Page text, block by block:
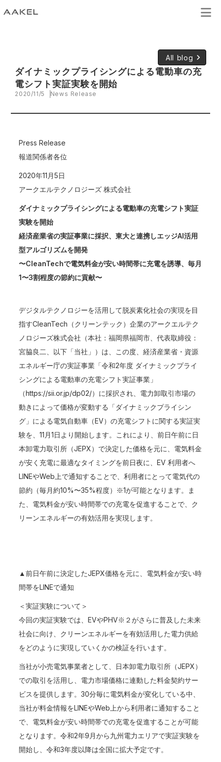
All blog keyboard_arrow_right
ダイナミックプライシングによる電動車の充
電シフト実証実験を開始
2020/11/5 News Release
Press Release
報道関係者各位
2020年11月5日
アークエルテクノロジーズ 株式会社
ダイナミックプライシングによる電動車の充電シフト実証
実験を開始
経済産業省の実証事業に採択、東大と連携しエッジAI活用
型アルゴリズムを開発
〜CleanTechで電気料金が安い時間帯に充電を誘導、毎月
1〜3割程度の節約に貢献〜
デジタルテクノロジーを活用して脱炭素化社会の実現を目
指すCleanTech（クリーンテック）企業のアークエルテク
ノロジーズ株式会社（本社：福岡県福岡市、代表取締役：
宮脇良二、以下「当社」）は、この度、経済産業省・資源
エネルギー庁の実証事業「令和2年度 ダイナミックプライ
シングによる電動車の充電シフト実証事業」
（https://sii.or.jp/dp02/）に採択され、電力卸取引市場の
動きによって価格が変動する「ダイナミックプライシン
グ」による電気自動車（EV）の充電シフトに関する実証実
験を、11月1日より開始します。これにより、前日午前に日
本卸電力取引所（JEPX）で決定した価格を元に、電気料金
が安く充電に最適なタイミングを前日夜に、EV 利用者へ
LINEやWeb上で通知することで、利用者にとって電気代の
節約（毎月約10%〜35%程度）※1が可能となります。ま
た、電気料金が安い時間帯での充電を促進することで、ク
リーンエネルギーの有効活用を実現します。
▲前日午前に決定したJEPX価格を元に、電気料金が安い時
間帯をLINEで通知
＜実証実験について＞
今回の実証実験では、EVやPHV※２がさらに普及した未来
社会に向け、クリーンエネルギーを有効活用した電力供給
をどのように実現していくかの検証を行います。
当社が小売電気事業者として、日本卸電力取引所（JEPX）
での取引を活用し、電力市場価格に連動した料金契約サー
ビスを提供します。30分毎に電気料金が変化している中、
当社が料金情報をLINEやWeb上から利用者に通知すること
で、電気料金が安い時間帯での充電を促進することが可能
となります。令和2年9月から九州電力エリアで実証実験を
開始し、令和3年度以降は全国に拡大予定です。